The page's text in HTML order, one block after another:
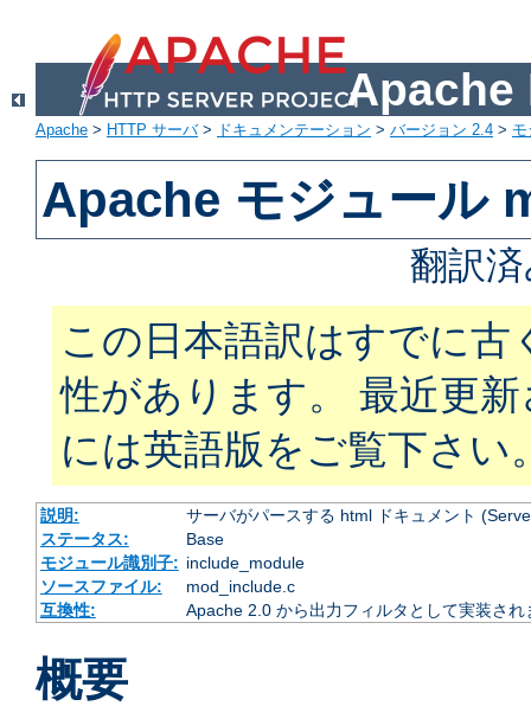
Apache
Apache > HTTP サーバ> ドキュメンテーション > バージョン 2.4 >
Apache モジュール
翻訳
この日本語訳はすでに古
性があります。 最近更
には英語版をご覧下さい
説明:
サーバがパースする html ドキュメント
ステータス:
Base
モジュール識別子: include_module
ソースファイル:
mod_include.c
互換性:
Apache 2.0 から出力フィルタとして実装され
概要